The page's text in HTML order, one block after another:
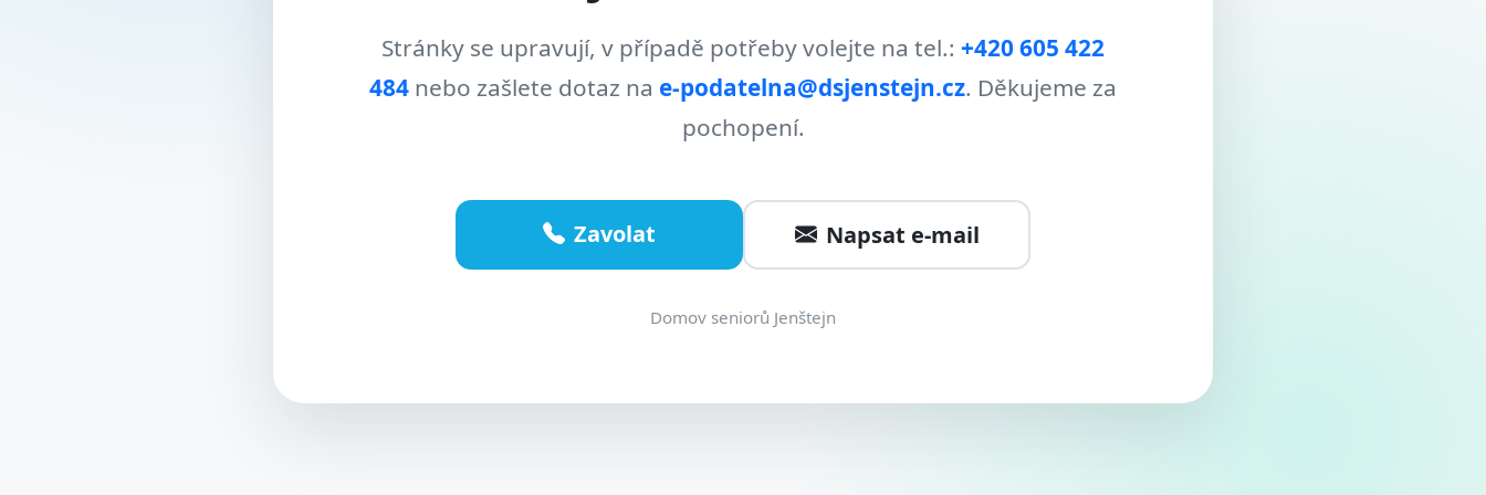
Stránky se upravují, v případě potřeby volejte na tel.: +420 605 422
484 nebo zašlete dotaz na e-podatelna@dsjenstejn.cz. Děkujeme za
pochopení.
Zavolat Napsat e-mail
Domov seniorů Jenštejn